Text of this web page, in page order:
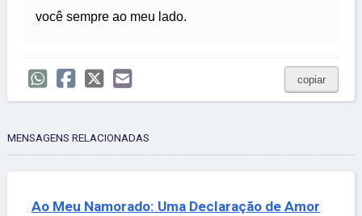
você sempre ao meu lado.
copiar
MENSAGENS RELACIONADAS
Ao Meu Namorado: Uma Declaração de Amor